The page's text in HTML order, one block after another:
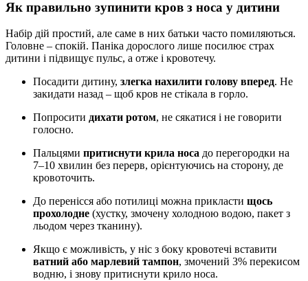
Як правильно зупинити кров з носа у дитини
Набір дій простий, але саме в них батьки часто помиляються.
Головне – спокій. Паніка дорослого лише посилює страх
дитини і підвищує пульс, а отже і кровотечу.
Посадити дитину, злегка нахилити голову вперед. Не
закидати назад – щоб кров не стікала в горло.
Попросити дихати ротом, не сякатися і не говорити
голосно.
Пальцями притиснути крила носа до перегородки на
7–10 хвилин без перерв, орієнтуючись на сторону, де
кровоточить.
До перенісся або потилиці можна прикласти щось
прохолодне (хустку, змочену холодною водою, пакет з
льодом через тканину).
Якщо є можливість, у ніс з боку кровотечі вставити
ватний або марлевий тампон, змочений 3% перекисом
водню, і знову притиснути крило носа.